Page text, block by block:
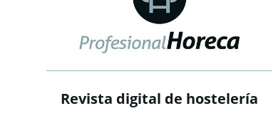
Revista digital de hostelería